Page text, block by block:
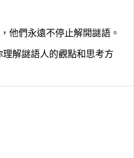
他們永遠不停止解開謎語。
解謎語人的觀點和思考方